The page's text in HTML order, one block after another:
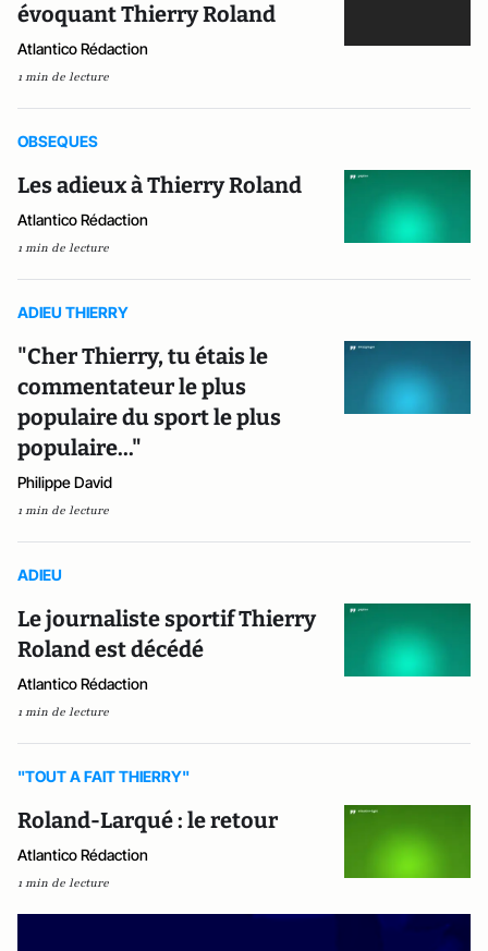
évoquant Thierry Roland
Atlantico Rédaction
1 min de lecture
OBSEQUES
Les adieux à Thierry Roland
Atlantico Rédaction
1 min de lecture
ADIEU THIERRY
"Cher Thierry, tu étais le
commentateur le plus
populaire du sport le plus
populaire..."
Philippe David
1 min de lecture
ADIEU
Le journaliste sportif Thierry
Roland est décédé
Atlantico Rédaction
1 min de lecture
"TOUT A FAIT THIERRY"
Roland-Larqué : le retour
Atlantico Rédaction
1 min de lecture